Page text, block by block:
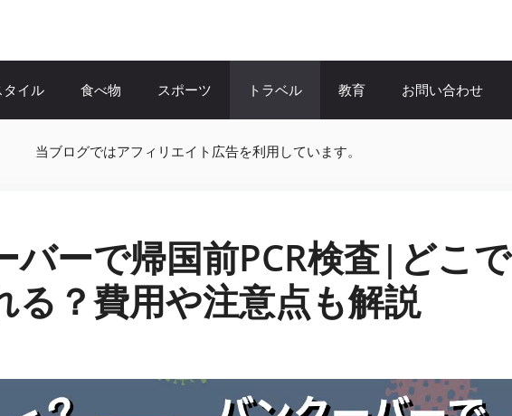
タイル 食べ物 スポーツ トラベル 教育 お問い合わせ
当ブログではアフィリエイト広告を利用しています。
バーで帰国前PCR検査|どこで
る？費用や注意点も解説